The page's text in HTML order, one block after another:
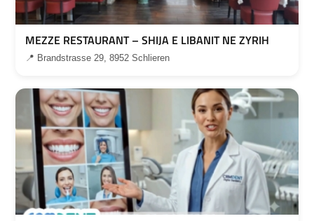
MEZZE RESTAURANT – SHIJA E LIBANIT NE ZYRIH
📍 Brandstrasse 29, 8952 Schlieren